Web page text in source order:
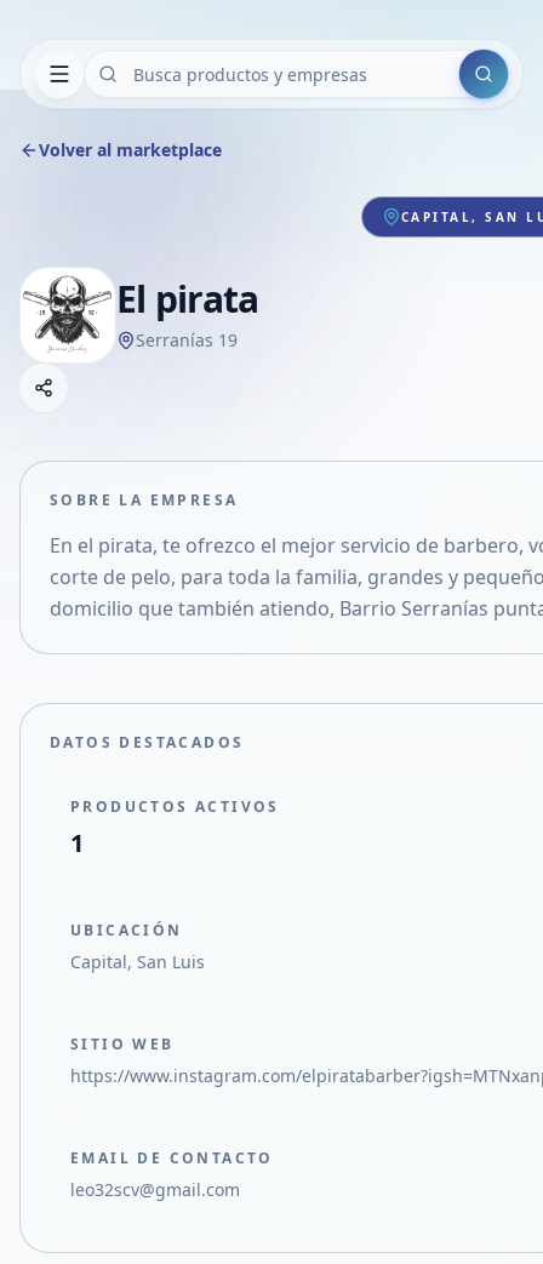
Buscar
Volver al marketplace
CAPITAL, SAN
El pirata
Serranías 19
Compartir empresa
Compartir en X
SOBRE LA EMPRESA
En el pirata, te ofrezco el mejor servicio de barbero,
corte de pelo, para toda la familia, grandes y
domicilio que también atiendo, Barrio Serranías
DATOS DESTACADOS
PRODUCTOS ACTIVOS
1
UBICACIÓN
Capital, San Luis
SITIO WEB
https://www.instagram.com/
EMAIL DE CONTACTO
leo32scv@gmail.com